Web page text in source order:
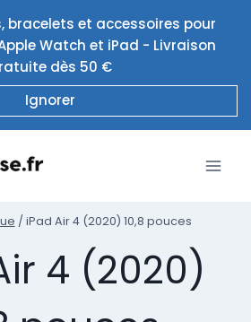
bracelets et accessoires pour
Watch et iPad - Livraison
dès 50 €
Ignorer
/ iPad Air 4 (2020) 10,8 pouces
4 (2020)